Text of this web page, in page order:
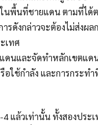
นพื้นที่ชายแดน ตามที่ไ
รดังกล่าวจะต้องไม่ส่งผ
เทศ
นและจัดทำหลักเขตแด
ใช้กำลัง และการกระทำ
แล้วเท่านั้น ทั้งสองประ